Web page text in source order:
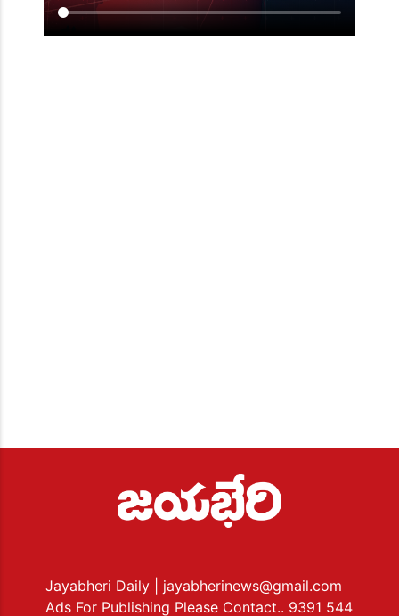
Jayabheri Daily
| jayabherinews@gmail.com
Ads For Publishing Please Contact.. 9391 544